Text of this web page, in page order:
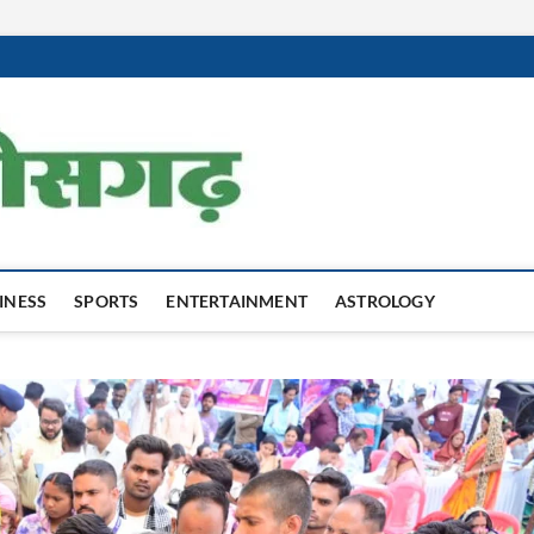
SPORTS ENTERTAINMENT ASTROLOGY